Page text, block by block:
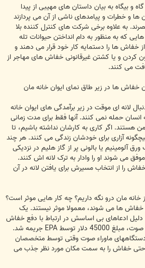
و بیگاه به بیان داستان های مهیبی از پیدا
و خطرات و پیامدهای ناشی از آن می پردازند
به علاوه برخی شرکت های کنترل کننده بلا
که به منظور به دام انداختن حیوانات تله
خفاش ها را دستمایه کار خود قرار می دهند و
کردن و یا کشتن غیرقانونی خفاش های مهاجر از
می کنند.
خفاش ها در زیر طاق نمای ایوان خانه مان
لانه ای موقت در زیر برآمدگی های ایوان خانه
حمله نمی کنند. آنها فقط برای مدت زمانی
هستند. اگر کاری به کارشان نداشته باشیم، تا
آزاری برای خودشان زندگی می کنند. هر چند
آلومینیم یا بالونی پر از گاز هلیم در نزدیکی
می شوند او را وادار به ترک لانه اش کنند.
را از انتخاب مسیرش برای یافتن لانه در آن
خانه مان درو نگه داریم؟ چه کار هایی موثر است؟
خفاش ها می شوند، معمولا موثر نیستند. یک
ادعاهای بی اساسش در ارتباط با دفع خفاش
ها توسط یک دستگاه ماوراء صوت، مبلغ 45000 دلار توسط EPA جریمه شد.
ماوراء صوت وقتی توسط متخصصان
حتی خفاش را به سمت مکان مورد نظر جذب می